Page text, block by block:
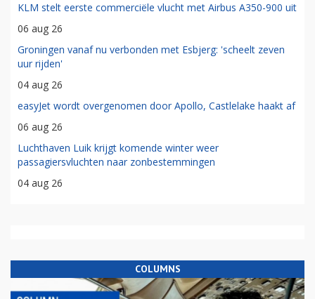
KLM stelt eerste commerciële vlucht met Airbus A350-900 uit
06 aug 26
Groningen vanaf nu verbonden met Esbjerg: 'scheelt zeven
uur rijden'
04 aug 26
easyJet wordt overgenomen door Apollo, Castlelake haakt af
06 aug 26
Luchthaven Luik krijgt komende winter weer
passagiersvluchten naar zonbestemmingen
04 aug 26
COLUMNS